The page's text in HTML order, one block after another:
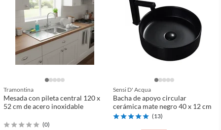
Tramontina
Mesada con pileta central 120 x
52 cm de acero inoxidable
(0)
Sensi D' Acqua
Bacha de apoyo circular
cerámica mate negro 40 x 12 cm
(13)